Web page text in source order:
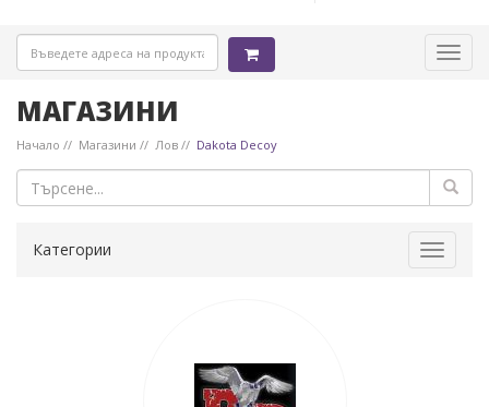
МАГАЗИНИ
Начало Магазини Лов Dakota Decoy
Toggle
Категории